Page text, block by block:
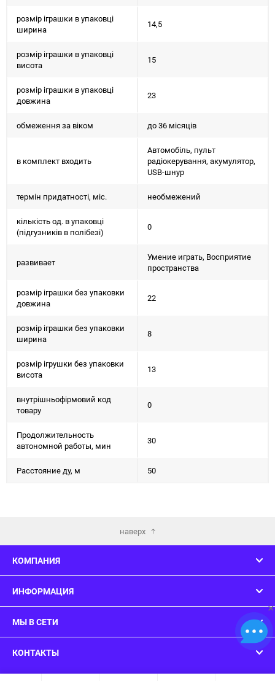
розмір іграшки в упаковці
ширина
14,5
розмір іграшки в упаковці
висота
15
розмір іграшки в упаковці
довжина
23
обмеження за віком до 36 місяців
в комплект входить
Автомобіль, пульт
радіокерування, акумулятор,
USB-шнур
термін придатності, міс. необмежений
кількість од. в упаковці
(підгузників в полібезі)
0
развивает
Умение играть, Восприятие
пространства
розмір іграшки без упаковки
довжина
22
розмір іграшки без упаковки
ширина
8
розмір ігрушки без упаковки
висота
13
внутрішньофірмовий код
товару
0
Продолжительность
автономной работы, мин
30
Расстояние ду, м 50
наверх
КОМПАНИЯ
ИНФОРМАЦИЯ
МЫ В СЕТИ
КОНТАКТЫ
×